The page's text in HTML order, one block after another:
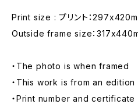
Print size : プリント：
Outside frame size：
・The photo is when framed
・This work is from an edition
・Print number and